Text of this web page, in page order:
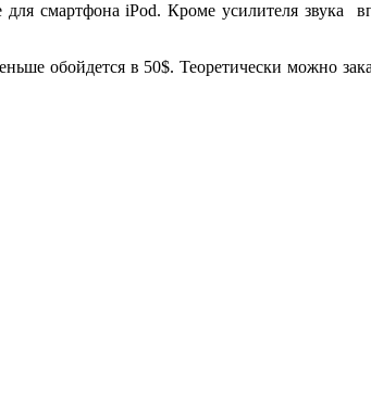
смартфона iPod. Кроме усилителя звука
обойдется в 50$. Теоретически можно